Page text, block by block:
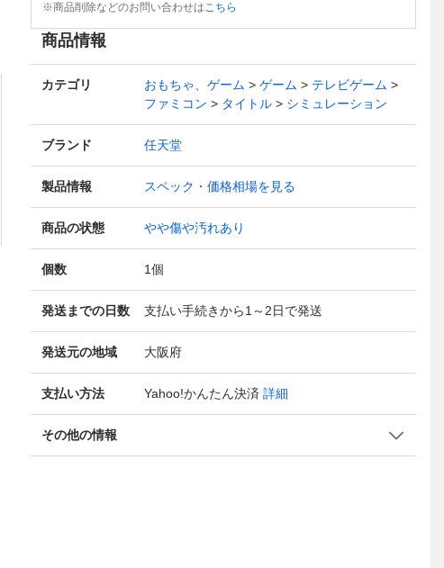
※商品削除などのお問い合わせはこちら
商品情報
カテゴリ おもちゃ、ゲーム ゲーム
テレビゲーム
ファミコン
タイトル シミュレーション
ブランド 任天堂
製品情報 スペック・価格相場を見る
商品の状態 やや傷や汚れあり
個数 1個
発送までの日数 支払い手続きから1～2日で発送
発送元の地域 大阪府
支払い方法 Yahoo!かんたん決済 詳細
その他の情報